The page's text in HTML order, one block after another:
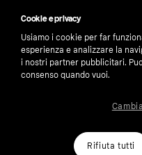
number: 556737-0431
Cookie e privacy
Usiamo i cookie per far
esperienza e analizzare la
i nostri partner pubblicitari.
consenso quando vuoi.
Rifiuta tutti